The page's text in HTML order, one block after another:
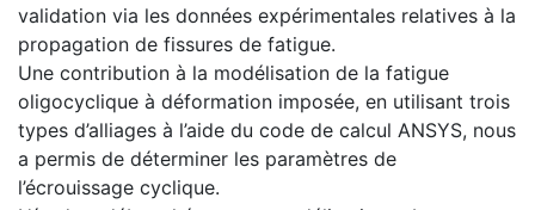
validation via les données expérimentales relatives à la
propagation de fissures de fatigue.
Une contribution à la modélisation de la fatigue
oligocyclique à déformation imposée, en utilisant trois
types d’alliages à l’aide du code de calcul ANSYS, nous
a permis de déterminer les paramètres de
l’écrouissage cyclique.